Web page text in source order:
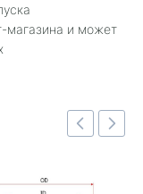
магазина и может
Быстрый просмотр